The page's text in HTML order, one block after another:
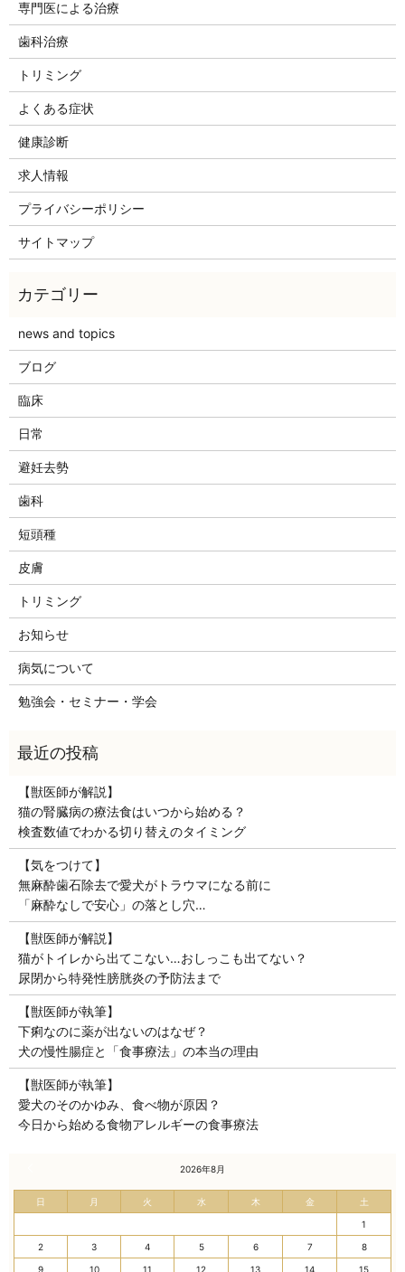
専門医による治療
歯科治療
トリミング
よくある症状
健康診断
求人情報
プライバシーポリシー
サイトマップ
news and topics
ブログ
臨床
日常
避妊去勢
歯科
短頭種
皮膚
トリミング
お知らせ
病気について
勉強会・セミナー・学会
【獣医師が解説】
猫の腎臓病の療法食はいつから始める？
検査数値でわかる切り替えのタイミング
【気をつけて】
無麻酔歯石除去で愛犬がトラウマになる前に
「麻酔なしで安心」の落とし穴…
【獣医師が解説】
猫がトイレから出てこない…おしっこも出てない？
尿閉から特発性膀胱炎の予防法まで
【獣医師が執筆】
下痢なのに薬が出ないのはなぜ？
犬の慢性腸症と「食事療法」の本当の理由
【獣医師が執筆】
愛犬のそのかゆみ、食べ物が原因？
今日から始める食物アレルギーの食事療法
2026年8月
日 月 火 水 木 金 土
1
2 3 4 5 6 7 8
9 10 11 12 13 14 15